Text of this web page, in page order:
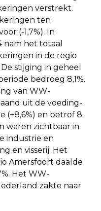
verstrekt.
ten
(-1,7%). In
het totaal
in de regio
stijging in geheel
bedroeg 8,1%.
van WW-
uit de voeding-
(+8,6%) en betrof 8
waren zichtbaar in
industrie en
en visserij. Het
Amersfoort daalde
Het WW-
zakte naar